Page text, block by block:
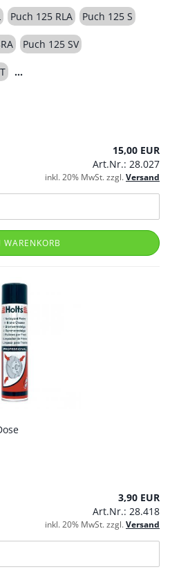
Puch 125 RLA Puch 125 S
Puch 125 SV
15,00 EUR
Art.Nr.: 28.027
inkl. 20% MwSt. zzgl.Versand
3,90 EUR
Art.Nr.: 28.418
inkl. 20% MwSt. zzgl.Versand